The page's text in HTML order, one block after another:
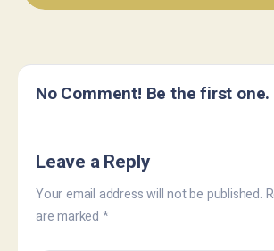
No Comment! Be the first one.
Leave a Reply
Your email address will not be published.
are marked *